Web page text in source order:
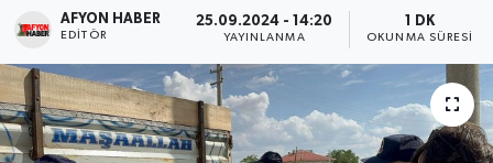
AFYON HABER
EDITÖR
25.09.2024 - 14:20
YAYINLANMA
1 DK
OKUNMA SÜRESI
Magazin
Etkinlikler